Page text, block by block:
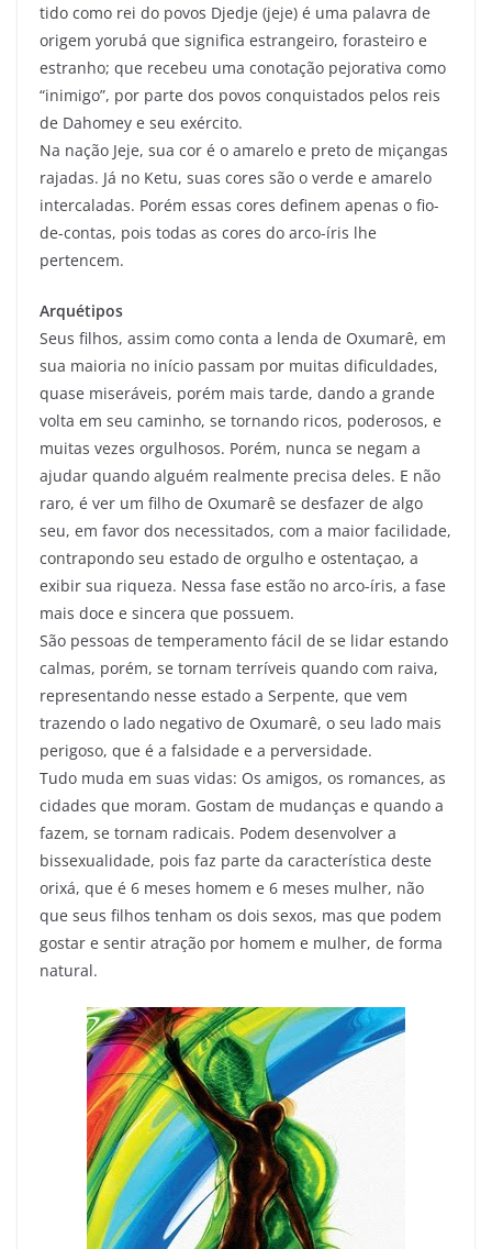
tido como rei do povos Djedje (jeje) é uma palavra de
origem yorubá que significa estrangeiro, forasteiro e
estranho; que recebeu uma conotação pejorativa como
“inimigo”, por parte dos povos conquistados pelos reis
de Dahomey e seu exército.
Na nação Jeje, sua cor é o amarelo e preto de miçangas
rajadas. Já no Ketu, suas cores são o verde e amarelo
intercaladas. Porém essas cores definem apenas o fio-
de-contas, pois todas as cores do arco-íris lhe
pertencem.
Arquétipos
Seus filhos, assim como conta a lenda de Oxumarê, em
sua maioria no início passam por muitas dificuldades,
quase miseráveis, porém mais tarde, dando a grande
volta em seu caminho, se tornando ricos, poderosos, e
muitas vezes orgulhosos. Porém, nunca se negam a
ajudar quando alguém realmente precisa deles. E não
raro, é ver um filho de Oxumarê se desfazer de algo
seu, em favor dos necessitados, com a maior facilidade,
contrapondo seu estado de orgulho e ostentaçao, a
exibir sua riqueza. Nessa fase estão no arco-íris, a fase
mais doce e sincera que possuem.
São pessoas de temperamento fácil de se lidar estando
calmas, porém, se tornam terríveis quando com raiva,
representando nesse estado a Serpente, que vem
trazendo o lado negativo de Oxumarê, o seu lado mais
perigoso, que é a falsidade e a perversidade.
Tudo muda em suas vidas: Os amigos, os romances, as
cidades que moram. Gostam de mudanças e quando a
fazem, se tornam radicais. Podem desenvolver a
bissexualidade, pois faz parte da característica deste
orixá, que é 6 meses homem e 6 meses mulher, não
que seus filhos tenham os dois sexos, mas que podem
gostar e sentir atração por homem e mulher, de forma
natural.